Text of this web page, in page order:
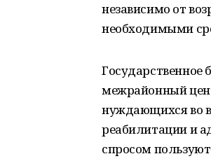
независимо от
необходимыми
межрайонный
нуждающихся во
реабилитации и
спросом